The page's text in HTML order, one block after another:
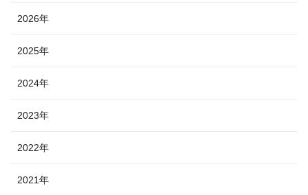
2026年
2025年
2024年
2023年
2022年
2021年